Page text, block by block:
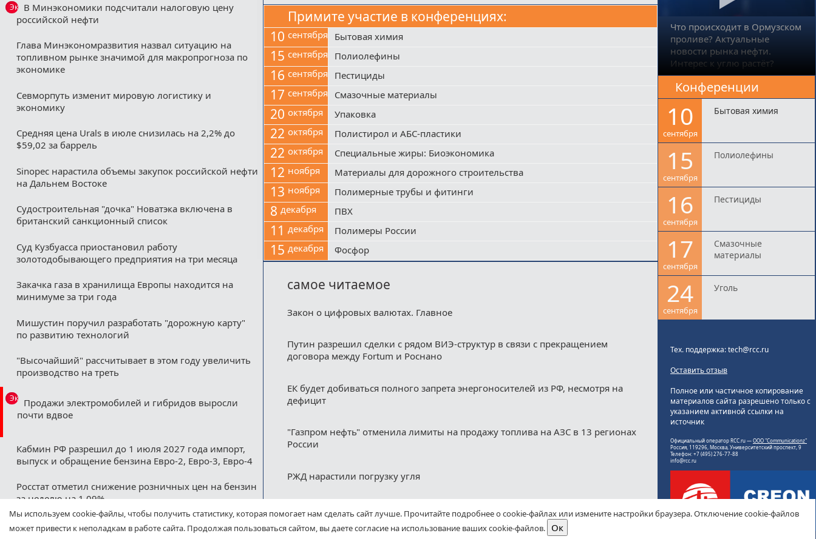
Эксклюзив
В Минэкономики подсчитали налоговую цену
российской нефти
Глава Минэкономразвития назвал ситуацию на
топливном рынке значимой для макропрогноза по
экономике
Севморпуть изменит мировую логистику и
экономику
Средняя цена Urals в июле снизилась на 2,2% до
$59,02 за баррель
Sinopec нарастила объемы закупок российской нефти
на Дальнем Востоке
Судостроительная "дочка" Новатэка включена в
британский санкционный список
Суд Кузбуасса приостановил работу
золотодобывающего предприятия на три месяца
Закачка газа в хранилища Европы находится на
минимуме за три года
Мишустин поручил разработать "дорожную карту"
по развитию технологий
"Высочайший" рассчитывает в этом году увеличить
производство на треть
Эксклюзив
Продажи электромобилей и гибридов выросли
почти вдвое
Кабмин РФ разрешил до 1 июля 2027 года импорт,
выпуск и обращение бензина Евро-2, Евро-3, Евро-4
Росстат отметил снижение розничных цен на бензин
за неделю на 1,09%
Минфин назвал ожидаемые нефтегазовые
допдоходы бюджета в августе
Примите участие в конференциях:
10 сентября Бытовая химия
15 сентября Полиолефины
16 сентября Пестициды
17 сентября Смазочные материалы
20 октября Упаковка
22 октября Полистирол и АБС-пластики
22 октября Специальные жиры: Биоэкономика
12 ноября Материалы для дорожного строительства
13 ноября Полимерные трубы и фитинги
8 декабря ПВХ
11 декабря Полимеры России
15 декабря Фосфор
самое читаемое
Закон о цифровых валютах. Главное
Путин разрешил сделки с рядом ВИЭ-структур в связи с прекращением
договора между Fortum и Роснано
ЕК будет добиваться полного запрета энергоносителей из РФ, несмотря на
дефицит
"Газпром нефть" отменила лимиты на продажу топлива на АЗС в 13 регионах
России
РЖД нарастили погрузку угля
Что происходит в Ормузском
проливе? Актуальные
новости рынка нефти.
Интерес к углю растёт?
Конференции
10
сентября
Бытовая химия
15
сентября
Полиолефины
16
сентября
Пестициды
17
сентября
Смазочные
материалы
24
сентября
Уголь
Тех. поддержка: tech@rcc.ru
Оставить отзыв
Полное или частичное копирование
материалов сайта разрешено только с
указанием активной ссылки на
источник
Официальный оператор RCC.ru —ООО "Communicationz"
Россия, 119296, Москва, Университетский проспект, 9
Телефон: +7 (495) 276-77-88
info@rcc.ru
Мы используем cookie-файлы, чтобы получить статистику, которая помогает нам сделать сайт лучше. Прочитайте подробнее о cookie-файлах или измените настройки браузера. Отключение cookie-файлов
может привести к неполадкам в работе сайта. Продолжая пользоваться сайтом, вы даете согласие на использование ваших cookie-файлов.